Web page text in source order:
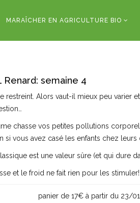
MARAÎCHER EN AGRICULTURE BIO
semaine 4
restreint. Alors vaut-il mieux peu varier
chasse vos petites pollutions
si vous avez casé les enfants chez leurs
est une valeur sûre (et qui dure
et le froid ne fait rien pour les stimuler!
panier de 17€ à partir du 23/01